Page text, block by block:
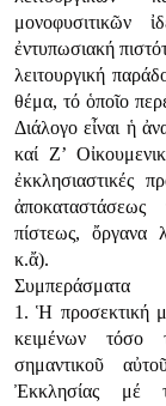
ἐντυπωσιακή
λειτουργική
θέμα, τό ὁποῖο
Διάλογο εἶναι ἡ
καί Ζ’
ἐκκλησιαστικές
ἀποκαταστάσεως
πίστεως, ὄργανα
κ.ἄ).
Συμπεράσματα
1. Ἡ προσεκτική
κειμένων τόσο
σημαντικοῦ
Ἐκκλησίας μέ